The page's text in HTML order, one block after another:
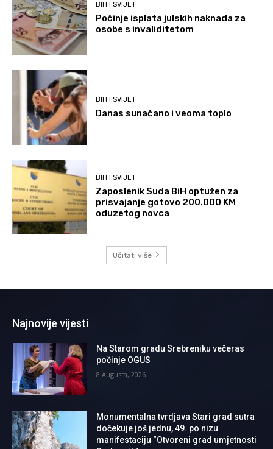
BIH I SVIJET
Počinje isplata julskih naknada za
osobe s invaliditetom
BIH I SVIJET
Danas sunačano i veoma toplo
BIH I SVIJET
Zaposlenik Suda BiH optužen za
prisvajanje gotovo 200.000 KM
oduzetog novca
Učitati više
Najnovije vijesti
Na Starom gradu Srebreniku večeras
počinje OGUS
8 Augusta, 2026
Monumentalna tvrdjava Stari grad sutra
dočekuje još jednu, 49. po nizu
manifestaciju “Otvoreni grad umjetnosti